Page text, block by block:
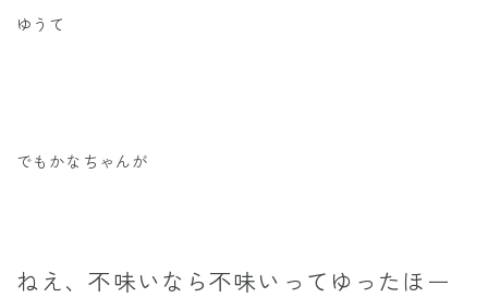
ゆうて
でもかなちゃんが
ねえ、不味いなら不味いってゆったほー